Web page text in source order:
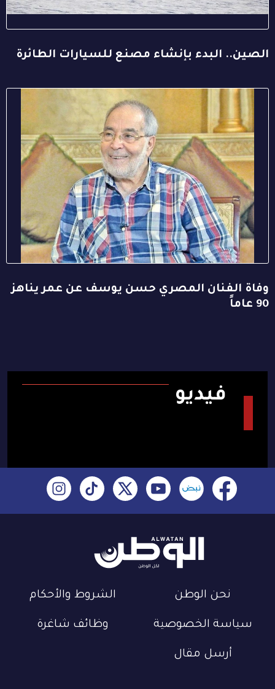
الصين.. البدء بإنشاء مصنع للسيارات الطائرة
وفاة الفنان المصري حسن يوسف عن عمر يناهز
90 عاماً
فيديو
نحن الوطن الشروط والأحكام
سياسة الخصوصية وظائف شاغرة
أرسل مقال